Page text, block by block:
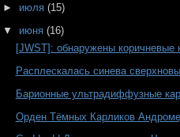
► июля (15)
▼ июня (16)
[JWST]: обнаружены коричневые
Расплескалась синева
Барионные ультрадиффузные
Орден Тёмных Карликов